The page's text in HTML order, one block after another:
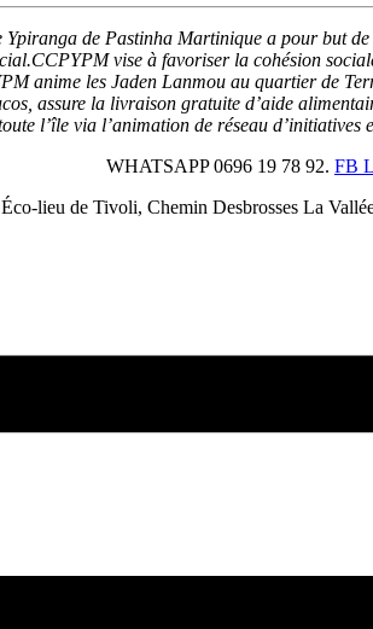
de Pastinha Martinique a pour but
CCPYPM vise à favoriser la cohésion
anime les Jaden Lanmou au quartier de
assure la livraison gratuite d’aide
l’île via l’animation de réseau d’initiatives
WHATSAPP 0696 19 78 92. FB
Éco-lieu de Tivoli, Chemin Desbrosses La